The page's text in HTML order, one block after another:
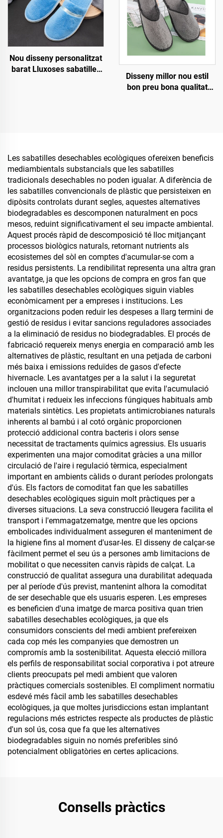
Nou disseny personalitzat
barat Lluxoses sabatilles
Disseny millor nou estil
bon preu bona qualitat
Les sabatilles desechables ecològiques ofereixen beneficis
mediambientals substancials que les sabatilles
tradicionals desechables no poden igualar. A diferència de
les sabatilles convencionals de plàstic que persisteixen en
dipòsits controlats durant segles, aquestes alternatives
biodegradables es descomponen naturalment en pocs
mesos, reduint significativament el seu impacte ambiental.
Aquest procés ràpid de descomposició té lloc mitjançant
processos biològics naturals, retornant nutrients als
ecosistemes del sòl en comptes d'acumular-se com a
residus persistents. La rendibilitat representa una altra gran
avantatge, ja que les opcions de compra en gros fan que
les sabatilles desechables ecològiques siguin viables
econòmicament per a empreses i institucions. Les
organitzacions poden reduir les despeses a llarg termini de
gestió de residus i evitar sancions reguladores associades
a la eliminació de residus no biodegradables. El procés de
fabricació requereix menys energia en comparació amb les
alternatives de plàstic, resultant en una petjada de carboni
més baixa i emissions reduïdes de gasos d'efecte
hivernacle. Les avantatges per a la salut i la seguretat
inclouen una millor transpirabilitat que evita l'acumulació
d'humitat i redueix les infeccions fúngiques habituals amb
materials sintètics. Les propietats antimicrobianes naturals
inherents al bambú i al cotó orgànic proporcionen
protecció addicional contra bacteris i olors sense
necessitat de tractaments químics agressius. Els usuaris
experimenten una major comoditat gràcies a una millor
circulació de l'aire i regulació tèrmica, especialment
important en ambients càlids o durant períodes prolongats
d'ús. Els factors de comoditat fan que les sabatilles
desechables ecològiques siguin molt pràctiques per a
diverses situacions. La seva construcció lleugera facilita el
transport i l'emmagatzematge, mentre que les opcions
embolicades individualment asseguren el manteniment de
la higiene fins al moment d'usar-les. El disseny de calçar-se
fàcilment permet el seu ús a persones amb limitacions de
mobilitat o que necessiten canvis ràpids de calçat. La
construcció de qualitat assegura una durabilitat adequada
per al període d'ús previst, mantenint alhora la comoditat
de ser desechable que els usuaris esperen. Les empreses
es beneficien d'una imatge de marca positiva quan trien
sabatilles desechables ecològiques, ja que els
consumidors conscients del medi ambient prefereixen
cada cop més les companyies que demostren un
compromís amb la sostenibilitat. Aquesta elecció millora
els perfils de responsabilitat social corporativa i pot atreure
clients preocupats pel medi ambient que valoren
pràctiques comercials sostenibles. El compliment normatiu
esdevé més fàcil amb les sabatilles desechables
ecològiques, ja que moltes jurisdiccions estan implantant
regulacions més estrictes respecte als productes de plàstic
d'un sol ús, cosa que fa que les alternatives
biodegradables siguin no només preferibles sinó
potencialment obligatòries en certes aplicacions.
Consells pràctics